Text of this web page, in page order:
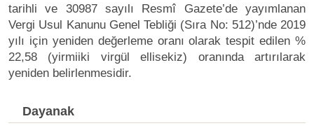
tarihli ve 30987 sayılı Resmî Gazete’de yayımlanan
Vergi Usul Kanunu Genel Tebliği (Sıra No: 512)’nde 2019
yılı için yeniden değerleme oranı olarak tespit edilen %
22,58 (yirmiiki virgül ellisekiz) oranında artırılarak
yeniden belirlenmesidir.
Dayanak